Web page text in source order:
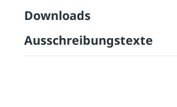
Downloads
Ausschreibungstexte